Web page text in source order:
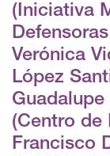
(Iniciativa
Verónica
López
Guadalupe
(Centro de
Francisco